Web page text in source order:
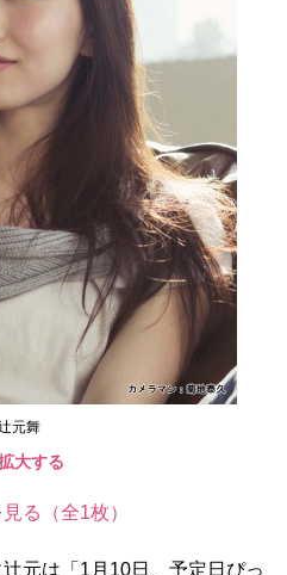
元舞
大する
る（全1枚）
元は「1月10日、予定日ぴっ